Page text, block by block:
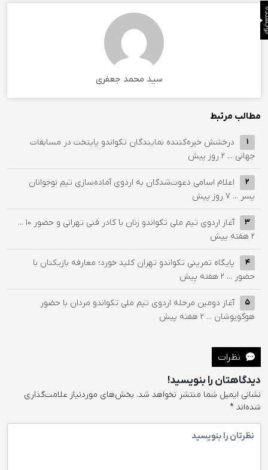
سید محمد جعفری
مطالب مرتبط
1
درخشش خیره‌کننده نمایندگان تکواندو پایتخت در مسابقات
جهانی ... 2 روز پیش
2
اعلام اسامی دعوت‌شدگان به اردوی آماده‌سازی تیم نوجوانان
پسر ... 7 روز پیش
3
آغاز اردوی تیم ملی تکواندو زنان با کادر فنی تهرانی و حضور ۱۰ ...
2 هفته پیش
4
پایگاه تمرینی تکواندو تهران کلید خورد؛ معارفه بازیکنان با
حضور ... 2 هفته پیش
5
آغاز دومین مرحله اردوی تیم ملی تکواندو مردان با حضور
هوگوپوشان ... 2 هفته پیش
نظرات
دیدگاهتان را بنویسید!
نشانی ایمیل شما منتشر نخواهد شد. بخش‌های موردنیاز علامت‌گذاری
شده‌اند *